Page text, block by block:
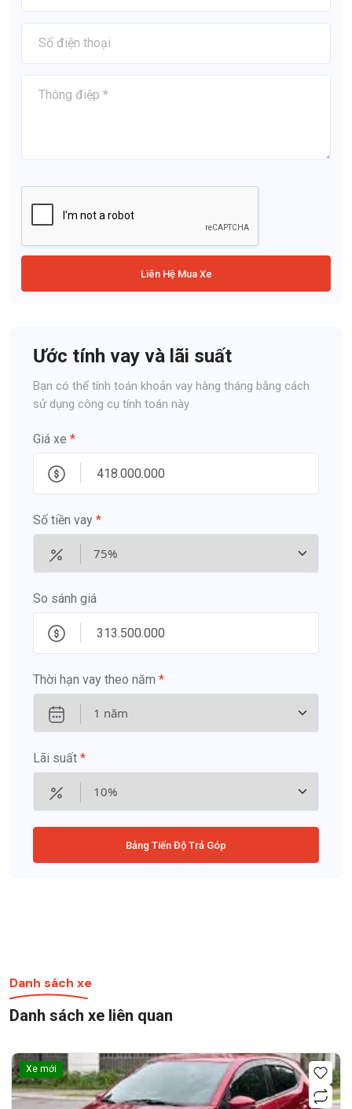
Liên Hệ Mua Xe
Ước tính vay và lãi suất
Bạn có thể tính toán khoản vay hàng tháng bằng cách
sử dụng công cụ tính toán này
Giá xe *
Số tiền vay *
So sánh giá
Thời hạn vay theo năm *
Lãi suất *
Bảng Tiến Độ Trả Góp
Danh sách xe
Danh sách xe liên quan
Xe mới